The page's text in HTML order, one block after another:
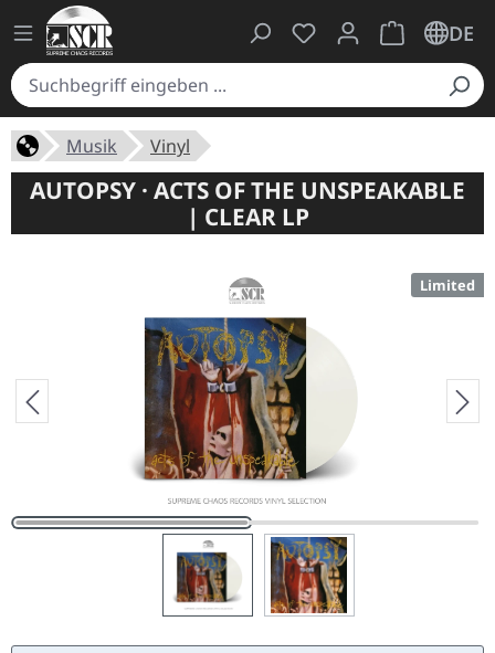
Du hast 0 Produkte
Warenkorb
DE
Musik Vinyl
AUTOPSY · ACTS OF THE UNSPEAKABLE
| CLEAR LP
Limited